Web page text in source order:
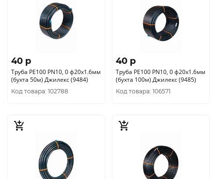
40 p
Труба РЕ100 PN10, 0 ф20х1.6мм
(бухта 50м) Джилекс (9484)
Код товара: 102788
40 p
Труба РЕ100 PN10, 0 ф20х1.6мм
(бухта 100м) Джилекс (9485)
Код товара: 106571